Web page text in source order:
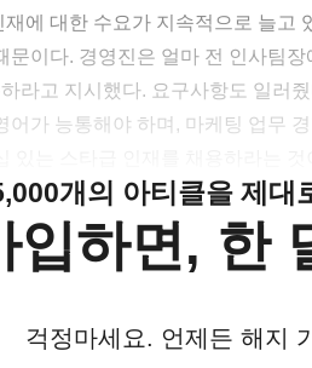
에 대한 수요가 지속적으로 늘고
문이다. 경영진은 얼마 전 인사팀
라고 지시했다. 요구사항도 일러
어가 능통해야 하며, 마케팅 업무
개의 아티클을 제대
입하면, 한
걱정마세요. 언제든 해지